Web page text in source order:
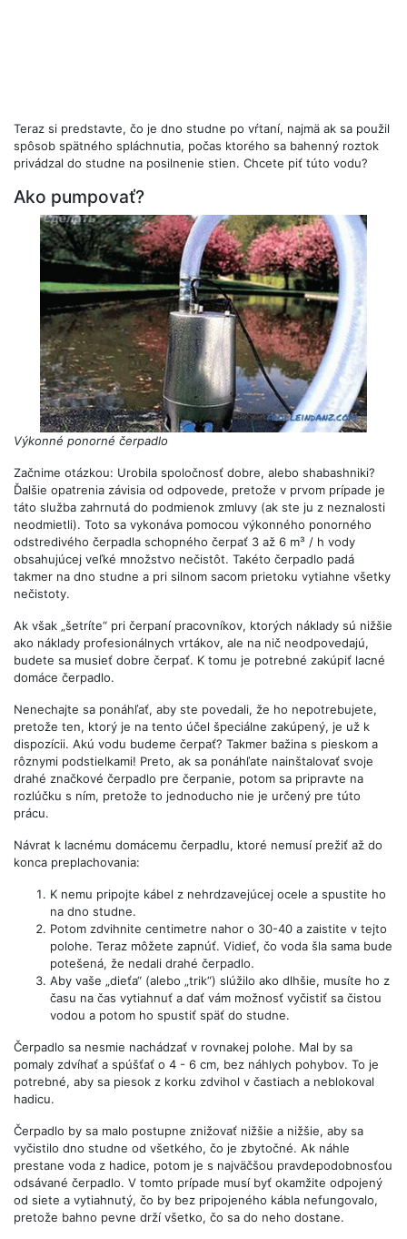
Teraz si predstavte, čo je dno studne po vŕtaní, najmä ak sa použil
spôsob spätného spláchnutia, počas ktorého sa bahenný roztok
privádzal do studne na posilnenie stien. Chcete piť túto vodu?
Ako pumpovať?
Výkonné ponorné čerpadlo
Začnime otázkou: Urobila spoločnosť dobre, alebo shabashniki?
Ďalšie opatrenia závisia od odpovede, pretože v prvom prípade je
táto služba zahrnutá do podmienok zmluvy (ak ste ju z neznalosti
neodmietli). Toto sa vykonáva pomocou výkonného ponorného
odstredivého čerpadla schopného čerpať 3 až 6 m³ / h vody
obsahujúcej veľké množstvo nečistôt. Takéto čerpadlo padá
takmer na dno studne a pri silnom sacom prietoku vytiahne všetky
nečistoty.
Ak však „šetríte“ pri čerpaní pracovníkov, ktorých náklady sú nižšie
ako náklady profesionálnych vrtákov, ale na nič neodpovedajú,
budete sa musieť dobre čerpať. K tomu je potrebné zakúpiť lacné
domáce čerpadlo.
Nenechajte sa ponáhľať, aby ste povedali, že ho nepotrebujete,
pretože ten, ktorý je na tento účel špeciálne zakúpený, je už k
dispozícii. Akú vodu budeme čerpať? Takmer bažina s pieskom a
rôznymi podstielkami! Preto, ak sa ponáhľate nainštalovať svoje
drahé značkové čerpadlo pre čerpanie, potom sa pripravte na
rozlúčku s ním, pretože to jednoducho nie je určený pre túto
prácu.
Návrat k lacnému domácemu čerpadlu, ktoré nemusí prežiť až do
konca preplachovania:
K nemu pripojte kábel z nehrdzavejúcej ocele a spustite ho
na dno studne.
Potom zdvihnite centimetre nahor o 30-40 a zaistite v tejto
polohe. Teraz môžete zapnúť. Vidieť, čo voda šla sama bude
potešená, že nedali drahé čerpadlo.
Aby vaše „dieťa“ (alebo „trik“) slúžilo ako dlhšie, musíte ho z
času na čas vytiahnuť a dať vám možnosť vyčistiť sa čistou
vodou a potom ho spustiť späť do studne.
Čerpadlo sa nesmie nachádzať v rovnakej polohe. Mal by sa
pomaly zdvíhať a spúšťať o 4 - 6 cm, bez náhlych pohybov. To je
potrebné, aby sa piesok z korku zdvihol v častiach a neblokoval
hadicu.
Čerpadlo by sa malo postupne znižovať nižšie a nižšie, aby sa
vyčistilo dno studne od všetkého, čo je zbytočné. Ak náhle
prestane voda z hadice, potom je s najväčšou pravdepodobnosťou
odsávané čerpadlo. V tomto prípade musí byť okamžite odpojený
od siete a vytiahnutý, čo by bez pripojeného kábla nefungovalo,
pretože bahno pevne drží všetko, čo sa do neho dostane.